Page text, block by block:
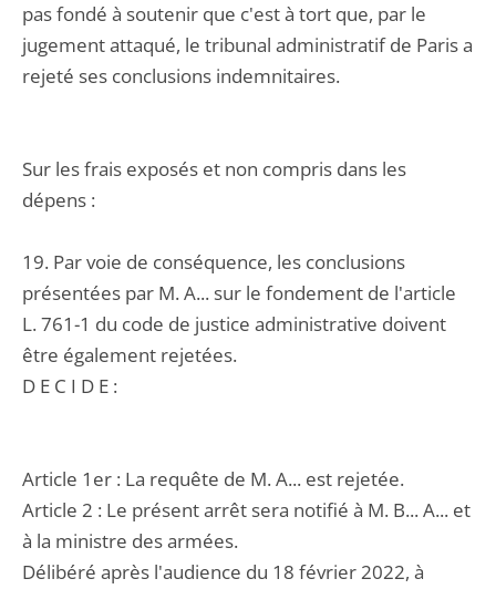
pas fondé à soutenir que c'est à tort que, par le
jugement attaqué, le tribunal administratif de Paris a
rejeté ses conclusions indemnitaires.
Sur les frais exposés et non compris dans les
dépens :
19. Par voie de conséquence, les conclusions
présentées par M. A... sur le fondement de l'article
L. 761-1 du code de justice administrative doivent
être également rejetées.
D E C I D E :
Article 1er : La requête de M. A... est rejetée.
Article 2 : Le présent arrêt sera notifié à M. B... A... et
à la ministre des armées.
Délibéré après l'audience du 18 février 2022, à